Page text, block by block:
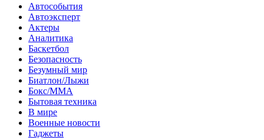
Автособытия
Автоэксперт
Актеры
Аналитика
Баскетбол
Безопасность
Безумный мир
Биатлон/Лыжи
Бокс/MMA
Бытовая техника
В мире
Военные новости
Гаджеты